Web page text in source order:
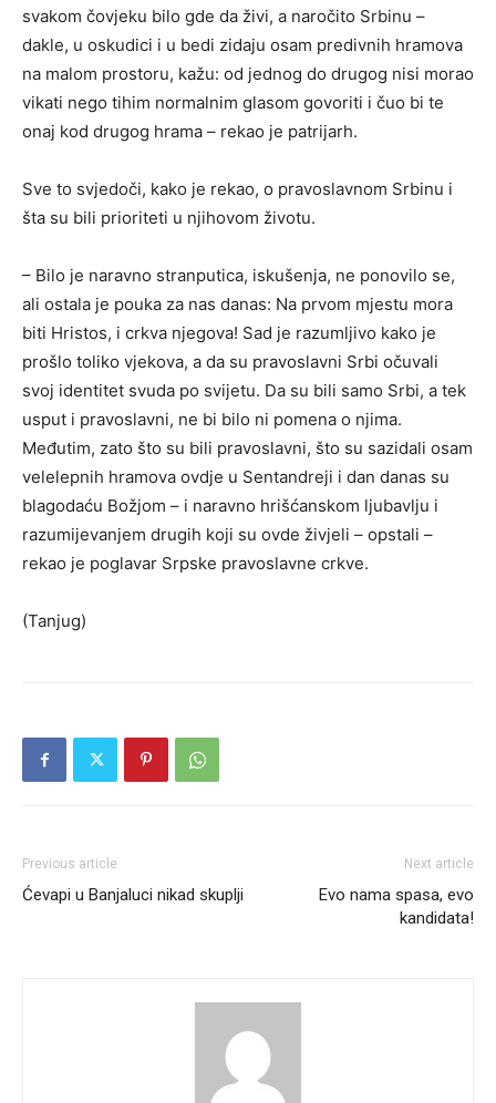
svakom čovjeku bilo gde da živi, a naročito Srbinu –
dakle, u oskudici i u bedi zidaju osam predivnih hramova
na malom prostoru, kažu: od jednog do drugog nisi morao
vikati nego tihim normalnim glasom govoriti i čuo bi te
onaj kod drugog hrama – rekao je patrijarh.
Sve to svjedoči, kako je rekao, o pravoslavnom Srbinu i
šta su bili prioriteti u njihovom životu.
– Bilo je naravno stranputica, iskušenja, ne ponovilo se,
ali ostala je pouka za nas danas: Na prvom mjestu mora
biti Hristos, i crkva njegova! Sad je razumljivo kako je
prošlo toliko vjekova, a da su pravoslavni Srbi očuvali
svoj identitet svuda po svijetu. Da su bili samo Srbi, a tek
usput i pravoslavni, ne bi bilo ni pomena o njima.
Međutim, zato što su bili pravoslavni, što su sazidali osam
velelepnih hramova ovdje u Sentandreji i dan danas su
blagodaću Božjom – i naravno hrišćanskom ljubavlju i
razumijevanjem drugih koji su ovde živjeli – opstali –
rekao je poglavar Srpske pravoslavne crkve.
(Tanjug)
Previous article
Ćevapi u Banjaluci nikad skuplji
Next article
Evo nama spasa, evo
kandidata!